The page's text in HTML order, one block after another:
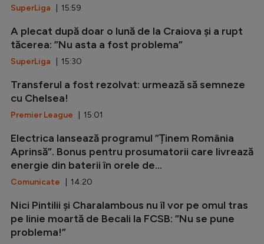
SuperLiga | 15:59
A plecat după doar o lună de la Craiova și a rupt
tăcerea: ”Nu asta a fost problema”
SuperLiga | 15:30
Transferul a fost rezolvat: urmează să semneze
cu Chelsea!
Premier League | 15:01
Electrica lansează programul ”Ținem România
Aprinsă”. Bonus pentru prosumatorii care livrează
energie din baterii în orele de...
Comunicate | 14:20
Nici Pintilii și Charalambous nu îl vor pe omul tras
pe linie moartă de Becali la FCSB: ”Nu se pune
problema!”